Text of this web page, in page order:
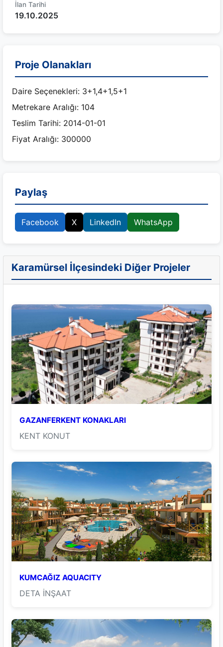
İlan Tarihi
19.10.2025
Proje Olanakları
Daire Seçenekleri: 3+1,4+1,5+1
Metrekare Aralığı: 104
Teslim Tarihi: 2014-01-01
Fiyat Aralığı: 300000
Paylaş
Facebook X LinkedIn WhatsApp
Karamürsel İlçesindeki Diğer Projeler
GAZANFERKENT KONAKLARI
KENT KONUT
KUMCAĞIZ AQUACITY
DETA İNŞAAT